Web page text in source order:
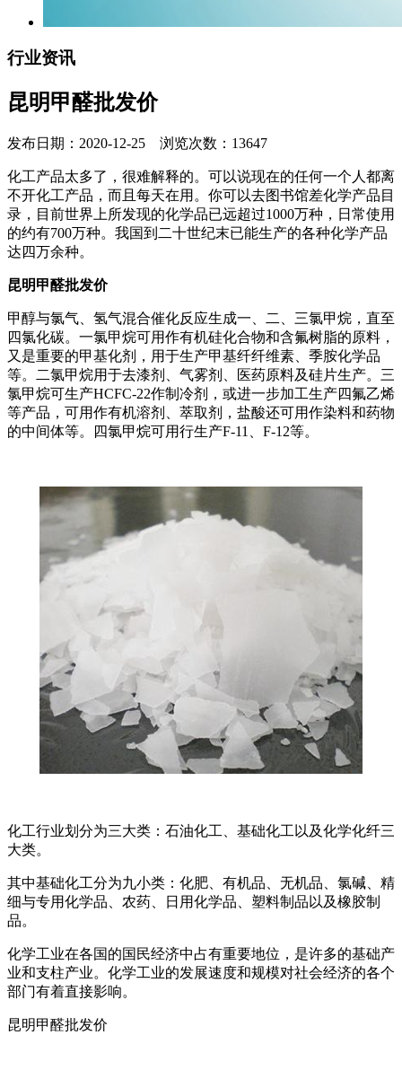
行业资讯
昆明甲醛批发价
发布日期：2020-12-25 浏览次数：13647
化工产品太多了，很难解释的。可以说现在的任何一个人都离
不开化工产品，而且每天在用。你可以去图书馆差化学产品目
录，目前世界上所发现的化学品已远超过1000万种，日常使用
的约有700万种。我国到二十世纪末已能生产的各种化学产品
达四万余种。
昆明甲醛批发价
甲醇与氯气、氢气混合催化反应生成一、二、三氯甲烷，直至
四氯化碳。一氯甲烷可用作有机硅化合物和含氟树脂的原料，
又是重要的甲基化剂，用于生产甲基纤纤维素、季胺化学品
等。二氯甲烷用于去漆剂、气雾剂、医药原料及硅片生产。三
氯甲烷可生产HCFC-22作制冷剂，或进一步加工生产四氟乙烯
等产品，可用作有机溶剂、萃取剂，盐酸还可用作染料和药物
的中间体等。四氯甲烷可用行生产F-11、F-12等。
化工行业划分为三大类：石油化工、基础化工以及化学化纤三
大类。
其中基础化工分为九小类：化肥、有机品、无机品、氯碱、精
细与专用化学品、农药、日用化学品、塑料制品以及橡胶制
品。
化学工业在各国的国民经济中占有重要地位，是许多的基础产
业和支柱产业。化学工业的发展速度和规模对社会经济的各个
部门有着直接影响。
昆明甲醛批发价